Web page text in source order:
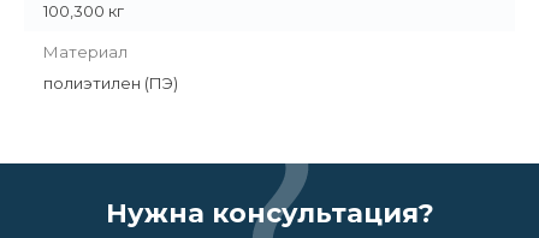
100,300 кг
Материал
полиэтилен (ПЭ)
Нужна консультация?